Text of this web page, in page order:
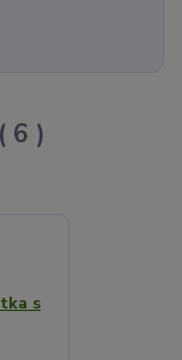
6